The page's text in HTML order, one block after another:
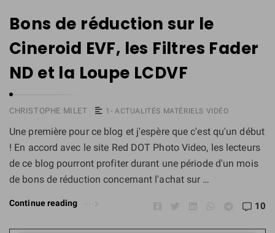
Bons de réduction sur le
Cineroid EVF, les Filtres Fader
ND et la Loupe LCDVF
CHRISTOPHE MILET 1- ACTUALITÉS MATÉRIELS VIDÉO
Une première pour ce blog et j'espère que c'est qu'un début
! En accord avec le site Red DOT Photo Video, les lecteurs
de ce blog pourront profiter durant une période d'un mois
de bons de réduction concernant l'achat sur …
Continue reading 10